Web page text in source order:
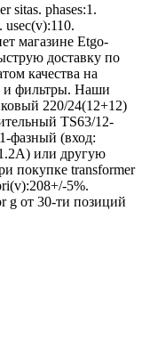
sitas. phases:1.
магазине Etgo-
доставку по
качества на
и фильтры. Наши
220/24(12+12)
TS63/12-
фазный (вход:
или другую
покупке transformer
5%.
g от 30-ти позиций